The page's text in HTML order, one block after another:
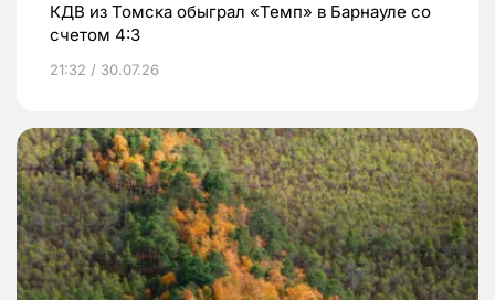
КДВ из Томска обыграл «Темп» в Барнауле со
счетом 4:3
21:32 / 30.07.26